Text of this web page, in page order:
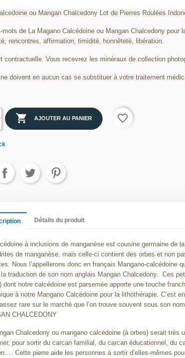
ou Mangan Chalcedony Lot de Pierres Roulées
mots de La Magano Calcédoine ou Mangan Chalcedony pour
rencontres, affirmation, timidité, honnêteté, libération.
contractuelle. Vous recevrez les minéraux de collection
doivent en aucun cas se substituer à votre traitement
 AJOUTER AU PANIER favorite_border
Détails du produit
à inclusions de manganèse est cousine germaine de
de manganèse, mais celle-ci contient des orbes et non
Nous l’appellerons donc en français Mangano-calcédoine
traduction de son nom anglais Mangan Chalcedony. Ces
dont notre calcédoine est parsemée apporte une touche
à notre Mangano Calcédoine pour la lithothérapie. C’est
rare sur le marché que l’on trouve souvent sous son
CHALCEDONY
Chalcedony ou mangano calcédoine (à orbes) serait très
pour sortir du carcan familial, du carcan éducationnel, du
Cette pierre aide les personnes à sortir d’elles-mêmes